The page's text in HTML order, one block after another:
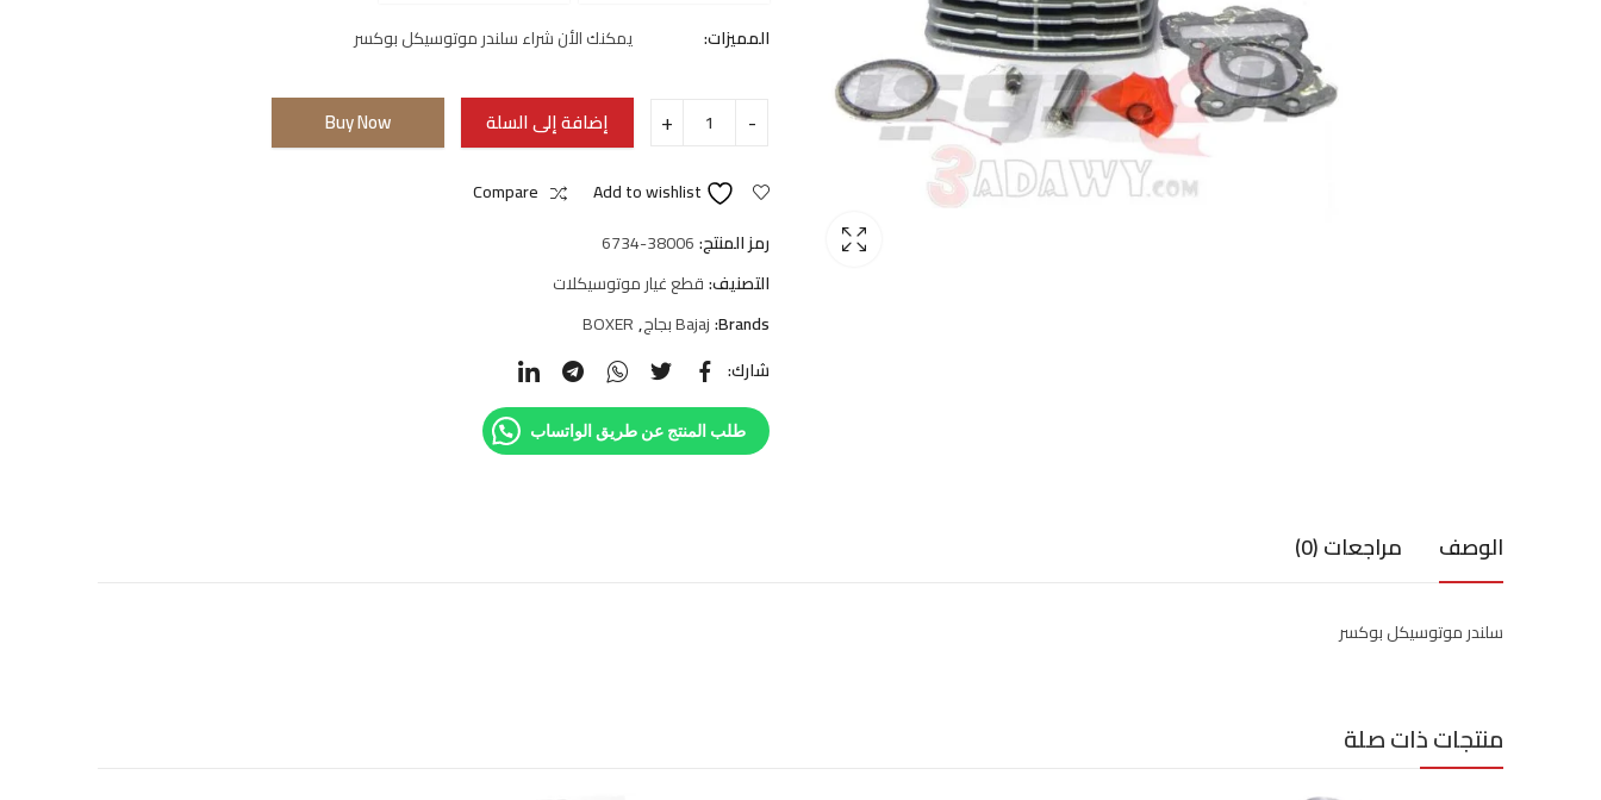
المميزات: يمكنك الأن شراء سلندر موتوسيكل بوكسر
إضافة إلى السلة Buy Now
Add to wishlist
Compare
رمز المنتج:6734-38006
التصنيف:قطع غيار موتوسيكلات
Brands: Bajaj بجاج ,
BOXER
شارك:
طلب المنتج عن طريق الواتساب
الوصف مراجعات (0)
سلندر موتوسيكل بوكسر
منتجات ذات صلة